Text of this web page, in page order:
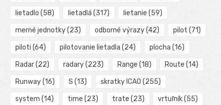
lietadlo (58) lietadlá (317) lietanie (59)
merné jednotky(23) odborné výrazy(42) pilot (71)
piloti (64) pilotovanie lietadla (24) plocha (16)
Radar(22) radary(223) Range (18) Route (14)
Runway(16) S (13) skratky ICAO (255)
system (14) time (23) trate (23) vrtuľník(55)